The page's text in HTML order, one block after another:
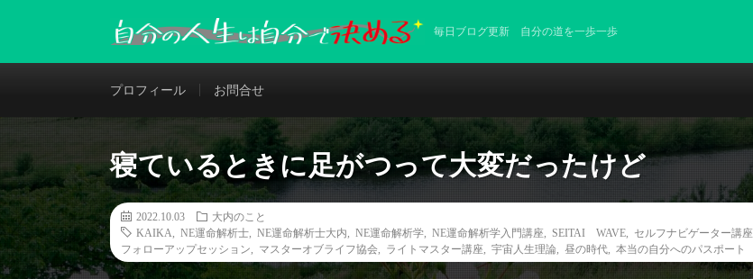
毎日ブログ更新 自分の道を一歩一歩
プロフィール お問合せ
寝ているときに足がつって大変だったけど
2022.10.03
大内のこと
KAIKA
NE運命解析士 NE運命解析士大内 NE運命解析学 NE運命解析学入門講座 SEITAI WAVE セルフナビゲーター講座
フォローアップセッション
マスターオブライフ協会 ライトマスター講座 宇宙人生理論 昼の時代 本当の自分へのパスポート